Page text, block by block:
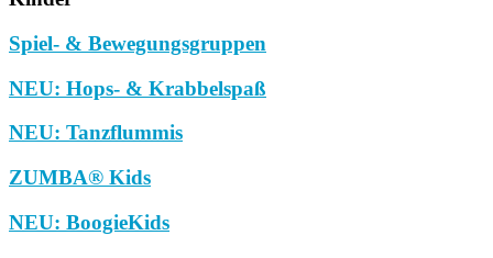
Spiel- & Bewegungsgruppen
NEU: Hops- & Krabbelspaß
NEU: Tanzflummis
ZUMBA® Kids
NEU: BoogieKids